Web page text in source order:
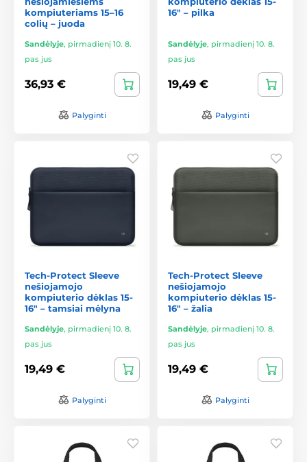
kompiuteriams 15–16
colių – juoda
Sandėlyje, pirmadienį 10. 8.
pas jus
36,93 €
Palyginti
16" – pilka
Sandėlyje, pirmadienį 10. 8.
pas jus
19,49 €
Palyginti
Tech-Protect Sleeve
nešiojamojo
kompiuterio dėklas 15-
16" – tamsiai mėlyna
Sandėlyje, pirmadienį 10. 8.
pas jus
19,49 €
Palyginti
Tech-Protect Sleeve
nešiojamojo
kompiuterio dėklas 15-
16" – žalia
Sandėlyje, pirmadienį 10. 8.
pas jus
19,49 €
Palyginti